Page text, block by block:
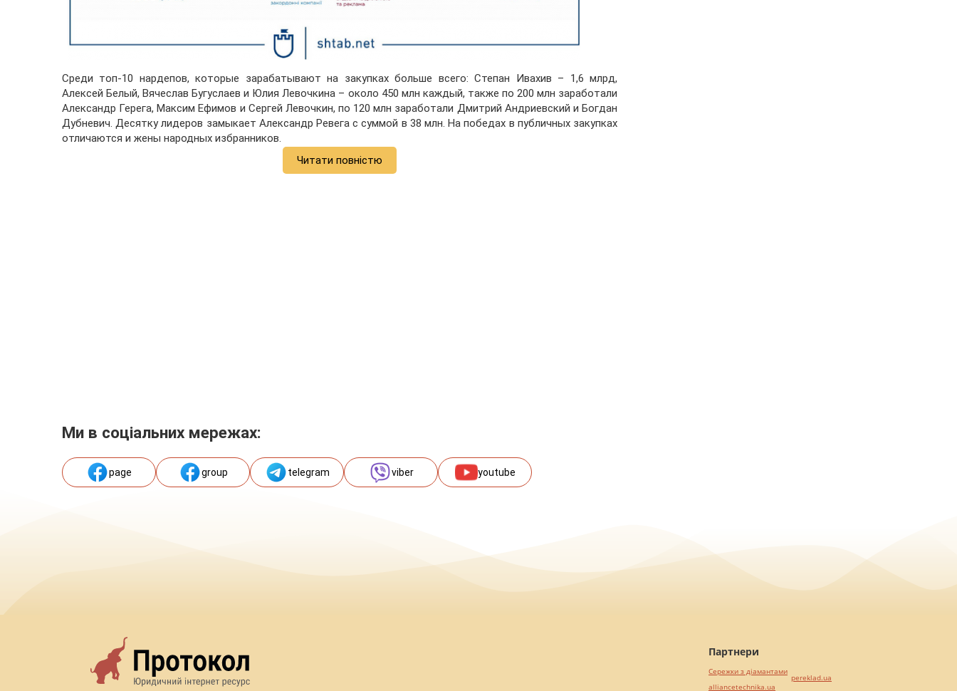
Среди топ-10 нардепов, которые зарабатывают на закупках больше всего: Степан Ивахив – 1,6 млрд,
Алексей Белый, Вячеслав Бугуслаев и Юлия Левочкина – около 450 млн каждый, также по 200 млн заработали
Александр Герега, Максим Ефимов и Сергей Левочкин, по 120 млн заработали Дмитрий Андриевский и Богдан
Дубневич. Десятку лидеров замыкает Александр Ревега с суммой в 38 млн. На победах в публичных закупках
отличаются и жены народных избранников.
Читати повністю
Ми в соціальних мережах:
page group telegram viber youtube
Партнери
Сережки з діамантами
alliancetechnika.ua
pereklad.ua